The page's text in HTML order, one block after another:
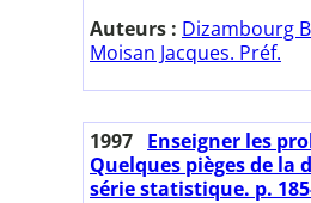
Auteurs : Dizambourg
Moisan Jacques. Préf.
1997 Enseigner les
Quelques pièges de la
série statistique. p.